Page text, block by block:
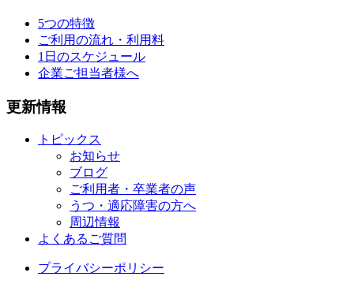
5つの特徴
ご利用の流れ・利用料
1日のスケジュール
企業ご担当者様へ
更新情報
トピックス
お知らせ
ブログ
ご利用者・卒業者の声
うつ・適応障害の方へ
周辺情報
よくあるご質問
プライバシーポリシー